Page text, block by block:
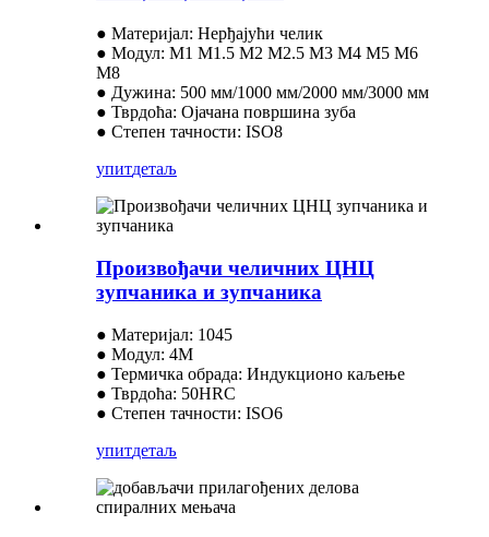
● Материјал: Нерђајући челик
● Модул: М1 М1.5 М2 М2.5 М3 М4 М5 М6
М8
● Дужина: 500 мм/1000 мм/2000 мм/3000 мм
● Тврдоћа: Ојачана површина зуба
● Степен тачности: ISO8
упитдетаљ
Произвођачи челичних ЦНЦ
зупчаника и зупчаника
● Материјал: 1045
● Модул: 4M
● Термичка обрада: Индукционо каљење
● Тврдоћа: 50HRC
● Степен тачности: ISO6
упитдетаљ